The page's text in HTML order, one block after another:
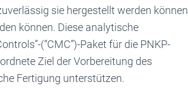
sie hergestellt werden können
können. Diese analytische
(“CMC”)-Paket für die PNKP-
Ziel der Vorbereitung des
Fertigung unterstützen.